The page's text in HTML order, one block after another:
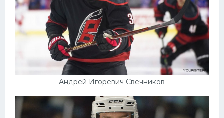
Андрей Игоревич Свечников